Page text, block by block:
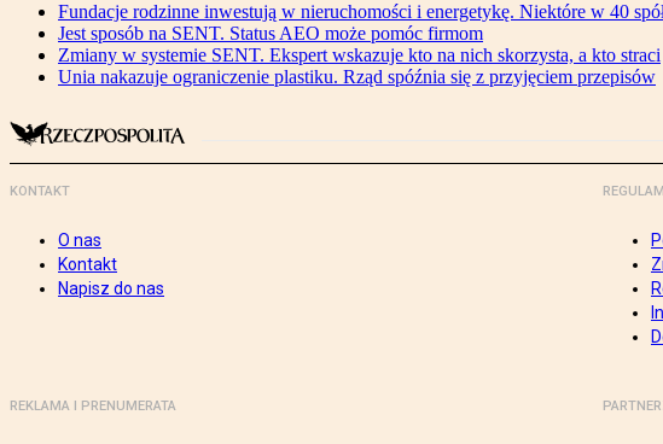
Fundacje rodzinne inwestują w nieruchomości i energetykę. Niektóre w 40
Jest sposób na SENT. Status AEO może pomóc firmom
Zmiany w systemie SENT. Ekspert wskazuje kto na nich skorzysta, a kto straci
Unia nakazuje ograniczenie plastiku. Rząd spóźnia się z przyjęciem przepisów
KONTAKT
O nas
Kontakt
Napisz do nas
REKLAMA I PRENUMERATA